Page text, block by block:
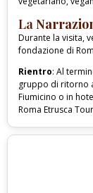
La
Durante la visita,
fondazione di
Rientro: Al
gruppo di ritorno
Fiumicino o in
Roma Etrusca Tour